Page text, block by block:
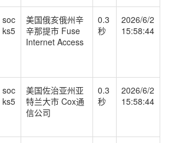
soc
ks5
美国俄亥俄州辛
辛那提市 Fuse
Internet Access
0.3
秒
2026/6/2
15:58:44
soc
ks5
美国佐治亚州亚
特兰大市 Cox通
信公司
0.3
秒
2026/6/2
15:58:44